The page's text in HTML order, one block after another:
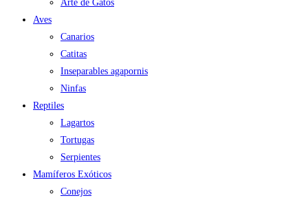
Arte de Gatos
Aves
Canarios
Catitas
Inseparables agapornis
Ninfas
Reptiles
Lagartos
Tortugas
Serpientes
Mamíferos Exóticos
Conejos